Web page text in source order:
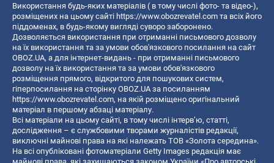
Використання будь-яких матеріалів ( в тому числі фото- та відео-),
розміщених на цьому сайті https://www.obozrevatel.com та всіх його
піддоменах, в будь-якому вигляді суворо заборонено.
Дозволяється використання при отриманні письмового дозволу
на їх використання та за умови обов'язкового посилання на сайт
OBOZ.UA, а для інтернет-видань - при отриманні письмового
дозволу на їх використання та за умови обов'язкового
розміщення прямого, відкритого для пошукових систем,
гіперпосилання на сторінку OBOZ.UA за посиланням
https://www.obozrevatel.com, на якій розміщено оригінальний
матеріал в першому абзаці матеріалу.
Всі матеріали на цьому сайті, в тому числі інтерв’ю, статті,
дослідження – є службовими творами журналістів редакції,
виключні майнові права на які належать ТОВ «Золота середина».
На всі опубліковані фотоматеріали Getty Images редакція має